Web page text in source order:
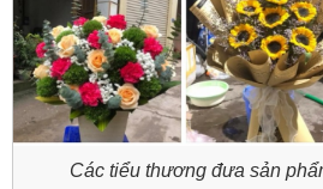
Các tiểu thương đưa sản